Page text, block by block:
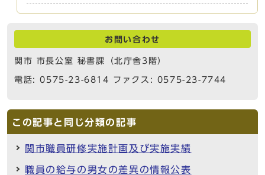
お問い合わせ
関市 市長公室 秘書課（北庁舎3階）
電話: 0575-23-6814 ファクス: 0575-23-7744
この記事と同じ分類の記事
関市職員研修実施計画及び実施実績
職員の給与の男女の差異の情報公表